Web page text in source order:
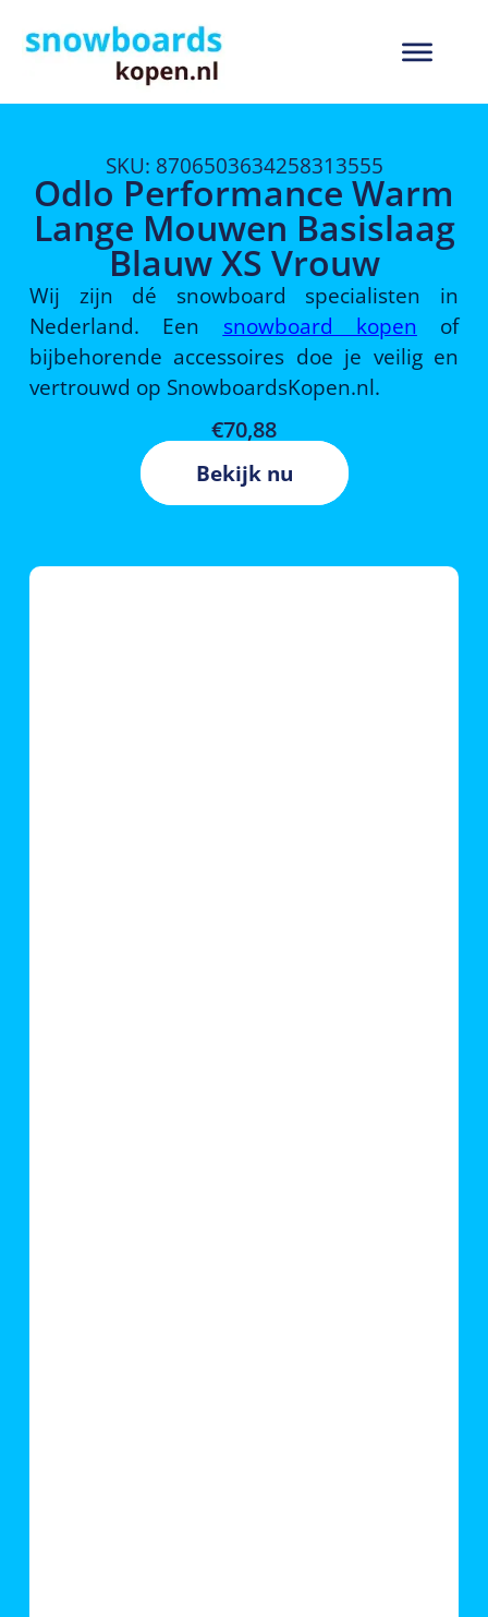
SKU: 8706503634258313555
Odlo Performance Warm
Lange Mouwen Basislaag
Blauw XS Vrouw
Wij zijn dé snowboard specialisten in
Nederland. Een snowboard kopen of
bijbehorende accessoires doe je veilig en
vertrouwd op SnowboardsKopen.nl.
€70,88
Bekijk nu